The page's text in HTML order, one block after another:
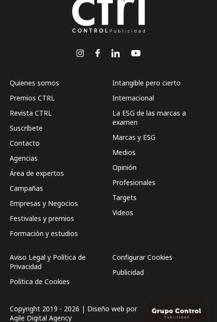
Quienes somos
Premios CTRL
Revista CTRL
Suscríbete
Contacto
Agencias
Área de expertos
Campañas
Empresas y Negocios
Festivales y premios
Formación y estudios
Intangible pero cierto
Internacional
La ESG de las marcas a
examen
Marcas y ESG
Medios
Opinión
Profesionales
Targets
Videos
Aviso Legal y Política de
Privacidad
Política de Cookies
Configurar Cookies
Publicidad
Copyright 2019 - 2026 | Diseño web por
Agile Digital Agency